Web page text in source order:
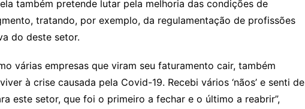
também pretende lutar pela melhoria das condições de
tratando, por exemplo, da regulamentação de profissões
do deste setor.
várias empresas que viram seu faturamento cair, também
à crise causada pela Covid-19. Recebi vários ‘nãos’ e senti de
este setor, que foi o primeiro a fechar e o último a reabrir”,